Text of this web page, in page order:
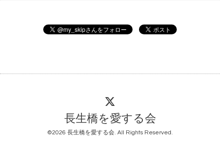
長生橋を愛する会
©2026 長生橋を愛する会. All Rights Reserved.